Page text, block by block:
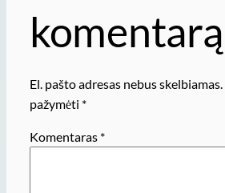
komentarą
El. pašto adresas nebus skelbiamas.
pažymėti *
Komentaras *